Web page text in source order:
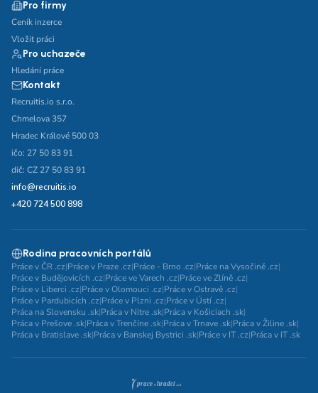
Pro firmy
Ceník inzerce
Vložit práci
Pro uchazeče
Hledání práce
Kontakt
Recruitis.io s.r.o.
Chmelova 357
Hradec Králové 500 03
ičo: 27 50 83 91
dič: CZ 27 50 83 91
info@recruitis.io
+420 724 500 898
Rodina pracovních portálů
Práce v ČR .cz|Práce v Praze .cz|Práce - Brno .cz|Práce na Vysočině .cz|
Práce v Budějovicích .cz|Práce ve Varech .cz|Práce ve Zlíně .cz|
Práce v Liberci .cz|Práce v Olomouci .cz|Práce v Ostravě .cz|
Práce v Pardubicích .cz|Práce v Plzni .cz|Práce v Ústí .cz|
Práca na Slovensku .sk|Práca v Nitre .sk|Práca v Košiciach .sk|
Práca v Prešove .sk|Práca v Trenčíne .sk|Práca v Trnave .sk|Práca v Žiline .sk|
Práca v Bratislave .sk|Práca v Banskej Bystrici .sk|Práce v IT .cz|Práca v IT .sk